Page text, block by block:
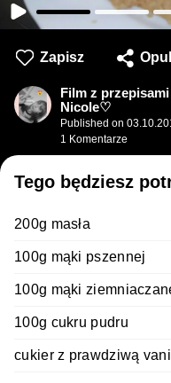
Zapisz
Film z
Nicole♡
Published on
1 Komentarze
Tego będziesz
200g masła
100g mąki pszennej
100g mąki
100g cukru pudru
cukier z prawdziwą